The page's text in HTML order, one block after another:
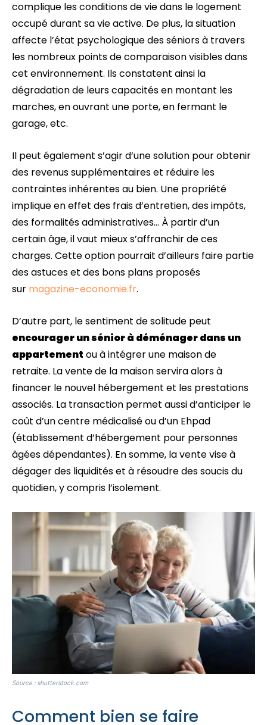
complique les conditions de vie dans le logement
occupé durant sa vie active. De plus, la situation
affecte l’état psychologique des séniors à travers
les nombreux points de comparaison visibles dans
cet environnement. Ils constatent ainsi la
dégradation de leurs capacités en montant les
marches, en ouvrant une porte, en fermant le
garage, etc.
Il peut également s’agir d’une solution pour obtenir
des revenus supplémentaires et réduire les
contraintes inhérentes au bien. Une propriété
implique en effet des frais d’entretien, des impôts,
des formalités administratives… À partir d’un
certain âge, il vaut mieux s’affranchir de ces
charges. Cette option pourrait d’ailleurs faire partie
des astuces et des bons plans proposés
sur magazine-economie.fr.
D’autre part, le sentiment de solitude peut
encourager un sénior à déménager dans un
appartement ou à intégrer une maison de
retraite. La vente de la maison servira alors à
financer le nouvel hébergement et les prestations
associés. La transaction permet aussi d’anticiper le
coût d’un centre médicalisé ou d’un Ehpad
(établissement d’hébergement pour personnes
âgées dépendantes). En somme, la vente vise à
dégager des liquidités et à résoudre des soucis du
quotidien, y compris l’isolement.
Source : shutterstock.com
Comment bien se faire